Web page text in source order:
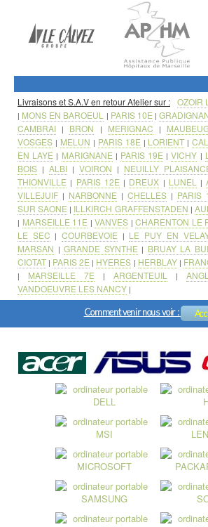
Livraisons et S.A.V en retour Atelier sur : OZOIR
| MONS EN BAROEUL | PARIS 10E |
CAMBRAI | BRON | MERIGNAC |
VOSGES | MELUN | PARIS 18E | LORIENT |
EN LAYE | MARIGNANE | PARIS 19E |VICHY |
BOIS | ALBI | VOIRON | NEUILLY
THIONVILLE | PARIS 12E | DREUX | LUNEL |
VILLEJUIF | NARBONNE | CHELLES | PARIS
SUR SAONE | ILLKIRCH GRAFFENSTADEN |
| MARSEILLE 11E | VANVES | CHARENTON LE
LE SEC |COURBEVOIE | LE PUY EN
MARSAN |GRANDE SYNTHE | BRUAY LA
CIOTAT | PARIS 2E | HYERES | HERBLAY|
| MARSEILLE 7E | ARGENTEUIL |
VANDOEUVRE LES NANCY |
Comment venir nous voir :